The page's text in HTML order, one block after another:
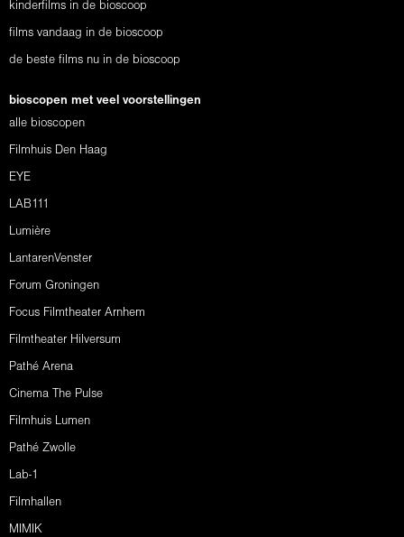
kinderfilms in de bioscoop
films vandaag in de bioscoop
de beste films nu in de bioscoop
bioscopen met veel voorstellingen
alle bioscopen
Filmhuis Den Haag
EYE
LAB111
Lumière
LantarenVenster
Forum Groningen
Focus Filmtheater Arnhem
Filmtheater Hilversum
Pathé Arena
Cinema The Pulse
Filmhuis Lumen
Pathé Zwolle
Lab-1
Filmhallen
MIMIK